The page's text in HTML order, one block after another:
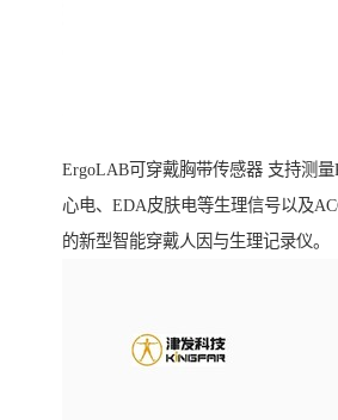
ErgoLAB可穿戴胸带传感器 支持测量
心电、EDA皮肤电等生理信号以及
的新型智能穿戴人因与生理记录仪。